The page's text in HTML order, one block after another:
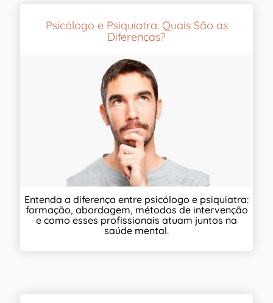
Psicólogo e Psiquiatra: Quais São as
Diferenças?
Entenda a diferença entre psicólogo e psiquiatra:
formação, abordagem, métodos de intervenção
e como esses profissionais atuam juntos na
saúde mental.